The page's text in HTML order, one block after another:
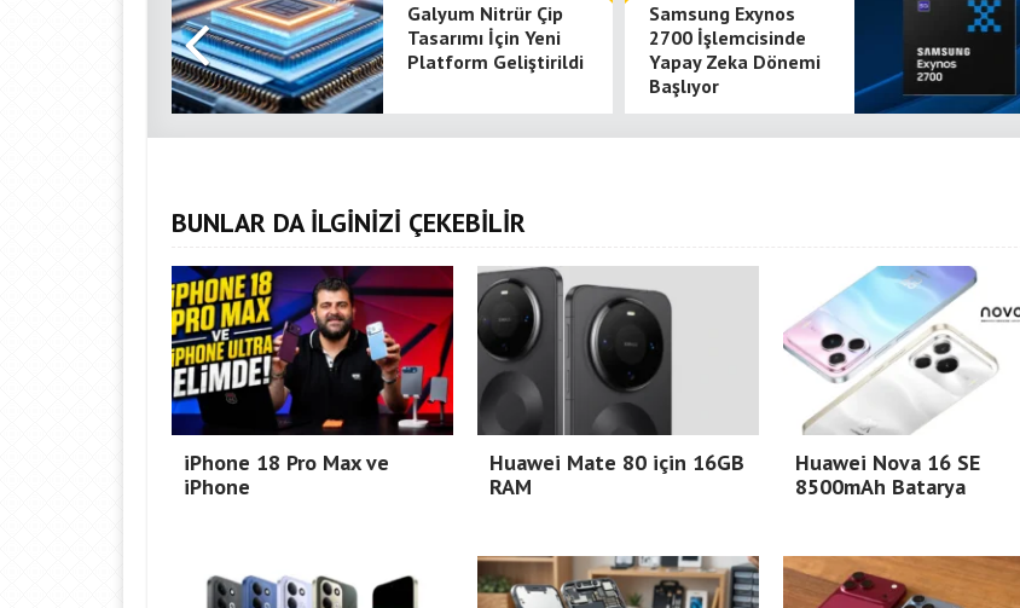
Galyum Nitrür Çip
Tasarımı İçin Yeni
Platform Geliştirildi
Samsung Exynos
2700 İşlemcisinde
Yapay Zeka Dönemi
Başlıyor
BUNLAR DA İLGİNİZİ ÇEKEBİLİR
iPhone 18 Pro Max ve
iPhone
Huawei Mate 80 için 16GB
RAM
Huawei Nova 16 SE
8500mAh Batarya